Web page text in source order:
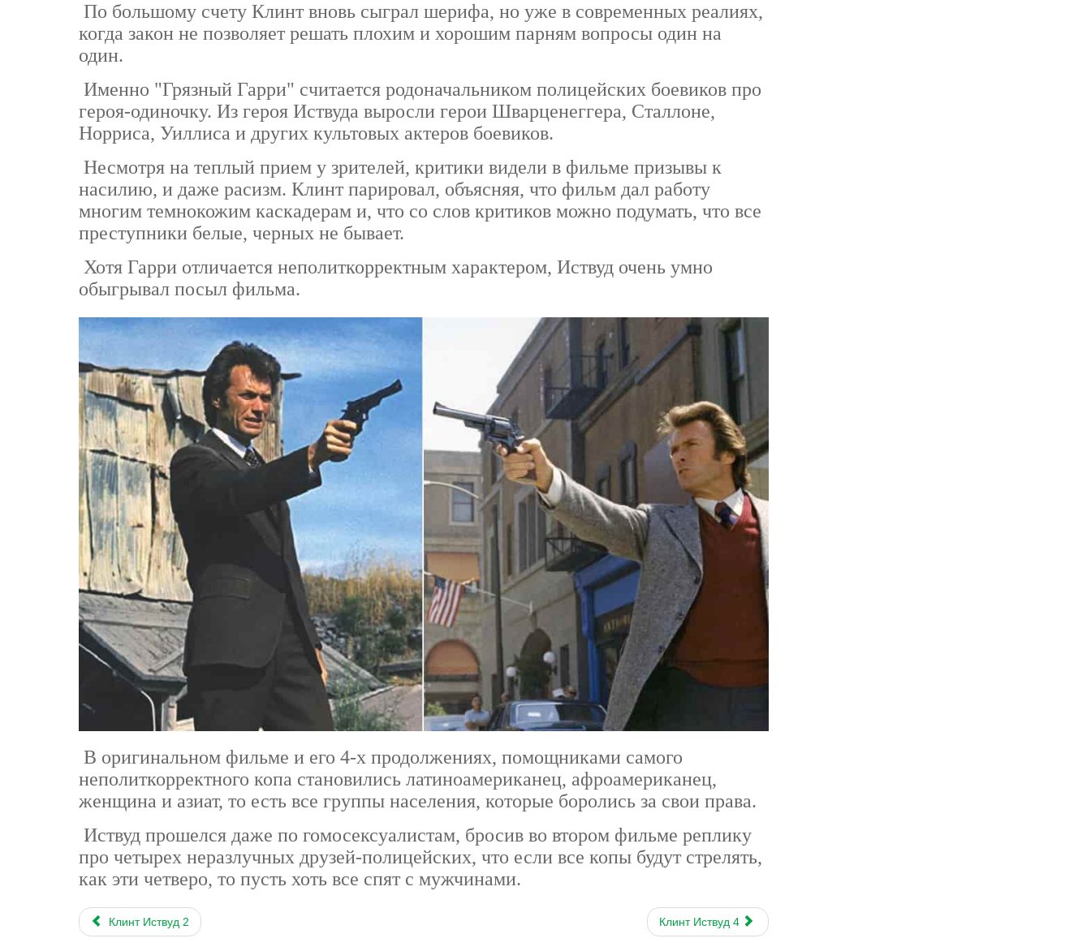
По большому счету Клинт вновь сыграл шерифа, но уже в современных реалиях,
когда закон не позволяет решать плохим и хорошим парням вопросы один на
один.
Именно "Грязный Гарри" считается родоначальником полицейских боевиков про
героя-одиночку. Из героя Иствуда выросли герои Шварценеггера, Сталлоне,
Норриса, Уиллиса и других культовых актеров боевиков.
Несмотря на теплый прием у зрителей, критики видели в фильме призывы к
насилию, и даже расизм. Клинт парировал, объясняя, что фильм дал работу
многим темнокожим каскадерам и, что со слов критиков можно подумать, что все
преступники белые, черных не бывает.
Хотя Гарри отличается неполиткорректным характером, Иствуд очень умно
обыгрывал посыл фильма.
В оригинальном фильме и его 4-х продолжениях, помощниками самого
неполиткорректного копа становились латиноамериканец, афроамериканец,
женщина и азиат, то есть все группы населения, которые боролись за свои права.
Иствуд прошелся даже по гомосексуалистам, бросив во втором фильме реплику
про четырех неразлучных друзей-полицейских, что если все копы будут стрелять,
как эти четверо, то пусть хоть все спят с мужчинами.
Клинт Иствуд 2 Клинт Иствуд 4